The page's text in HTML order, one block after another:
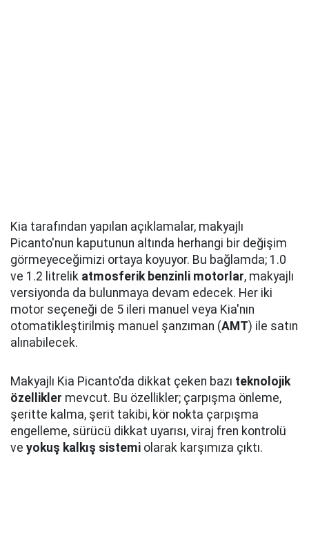
Kia tarafından yapılan açıklamalar, makyajlı
Picanto'nun kaputunun altında herhangi bir değişim
görmeyeceğimizi ortaya koyuyor. Bu bağlamda; 1.0
ve 1.2 litrelik atmosferik benzinli motorlar, makyajlı
versiyonda da bulunmaya devam edecek. Her iki
motor seçeneği de 5 ileri manuel veya Kia'nın
otomatikleştirilmiş manuel şanzıman (AMT) ile satın
alınabilecek.
Makyajlı Kia Picanto'da dikkat çeken bazı teknolojik
özellikler mevcut. Bu özellikler; çarpışma önleme,
şeritte kalma, şerit takibi, kör nokta çarpışma
engelleme, sürücü dikkat uyarısı, viraj fren kontrolü
ve yokuş kalkış sistemi olarak karşımıza çıktı.